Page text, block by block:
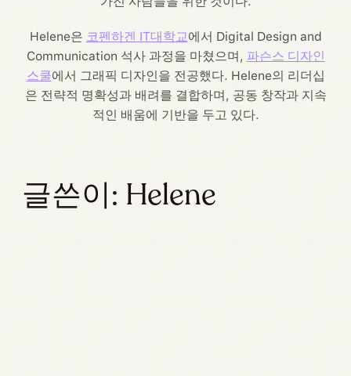
Helene은 코펜하겐 IT대학교에서 Digital Design and
Communication 석사 과정을 마쳤으며, 파슨스 디자인
스쿨에서 그래픽 디자인을 전공했다. Helene의 리더십
은 전략적 명확성과 배려를 결합하며, 공동 창작과 지속
적인 배움에 기반을 두고 있다.
글쓴이: Helene